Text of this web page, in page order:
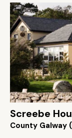
Screebe
County Galway